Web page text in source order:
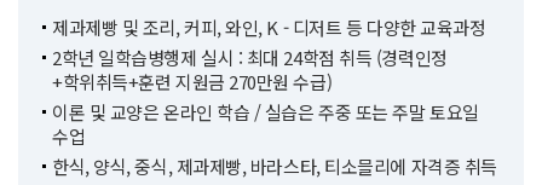
제과제빵 및 조리, 커피, 와인, K - 디저트 등 다양한 교육과정
2학년 일학습병행제 실시 : 최대 24학점 취득 (경력인정
+학위취득+훈련 지원금 270만원 수급)
이론 및 교양은 온라인 학습 / 실습은 주중 또는 주말 토요일
수업
한식, 양식, 중식, 제과제빵, 바라스타, 티소믈리에 자격증 취득